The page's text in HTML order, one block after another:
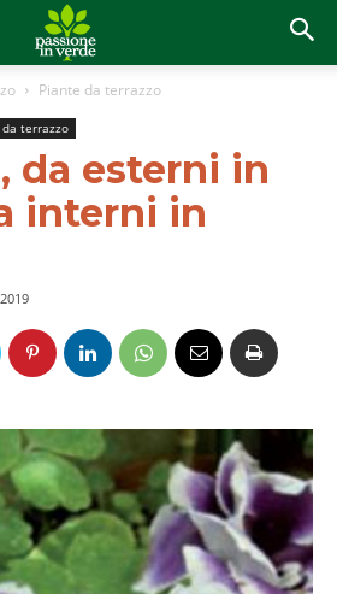
Piante da terrazzo
da terrazzo
da esterni in
interni in